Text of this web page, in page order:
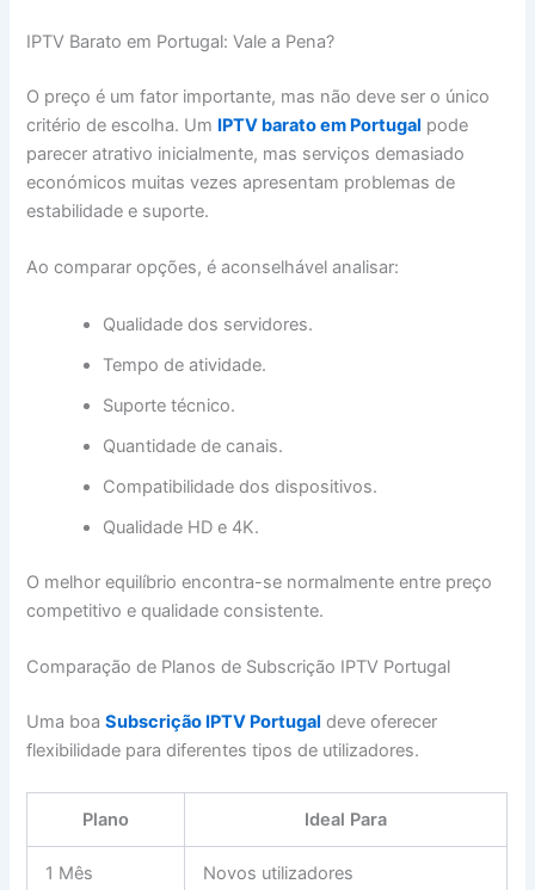
IPTV Barato em Portugal: Vale a Pena?
O preço é um fator importante, mas não deve ser o único
critério de escolha. Um IPTV barato em Portugal pode
parecer atrativo inicialmente, mas serviços demasiado
económicos muitas vezes apresentam problemas de
estabilidade e suporte.
Ao comparar opções, é aconselhável analisar:
Qualidade dos servidores.
Tempo de atividade.
Suporte técnico.
Quantidade de canais.
Compatibilidade dos dispositivos.
Qualidade HD e 4K.
O melhor equilíbrio encontra-se normalmente entre preço
competitivo e qualidade consistente.
Comparação de Planos de Subscrição IPTV Portugal
Uma boaSubscrição IPTV Portugal deve oferecer
flexibilidade para diferentes tipos de utilizadores.
Plano Ideal Para
1 Mês Novos utilizadores